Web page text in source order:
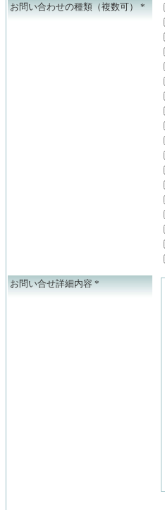
お問い合わせの種類（複数可） *
お問い合せ詳細内容 *